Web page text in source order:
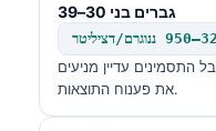
גברים בני 30–39
התסמינים עדיין מניעים
את פענוח התוצאות.